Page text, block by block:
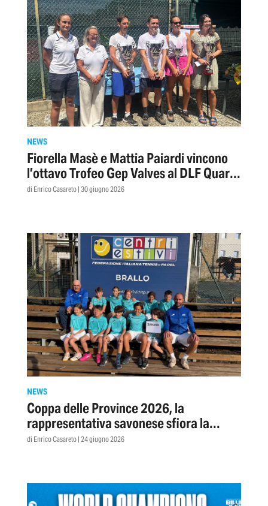
NEWS
Fiorella Masè e Mattia Paiardi vincono
l’ottavo Trofeo Gep Valves al DLF Quarto
di Genova
di Enrico Casareto | 30 giugno 2026
NEWS
Coppa delle Province 2026, la
rappresentativa savonese sfiora la
finale al Brallo
di Enrico Casareto | 24 giugno 2026